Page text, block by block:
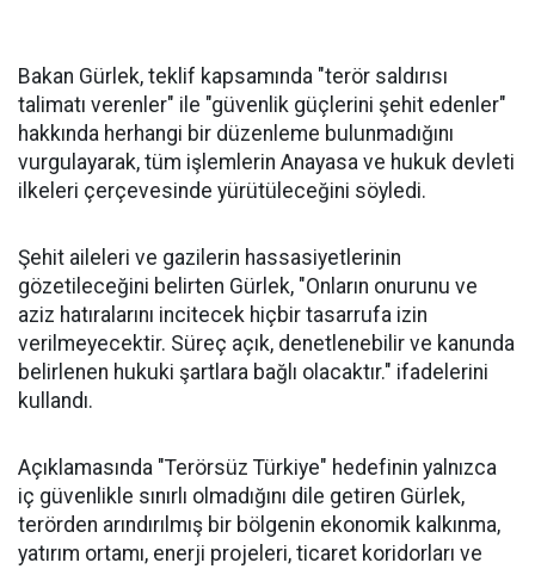
Bakan Gürlek, teklif kapsamında "terör saldırısı
talimatı verenler" ile "güvenlik güçlerini şehit edenler"
hakkında herhangi bir düzenleme bulunmadığını
vurgulayarak, tüm işlemlerin Anayasa ve hukuk devleti
ilkeleri çerçevesinde yürütüleceğini söyledi.
Şehit aileleri ve gazilerin hassasiyetlerinin
gözetileceğini belirten Gürlek, "Onların onurunu ve
aziz hatıralarını incitecek hiçbir tasarrufa izin
verilmeyecektir. Süreç açık, denetlenebilir ve kanunda
belirlenen hukuki şartlara bağlı olacaktır." ifadelerini
kullandı.
Açıklamasında "Terörsüz Türkiye" hedefinin yalnızca
iç güvenlikle sınırlı olmadığını dile getiren Gürlek,
terörden arındırılmış bir bölgenin ekonomik kalkınma,
yatırım ortamı, enerji projeleri, ticaret koridorları ve